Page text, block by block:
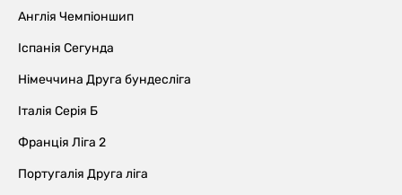
Англія Чемпіоншип
Іспанія Сегунда
Німеччина Друга бундесліга
Італія Серія Б
Франція Ліга 2
Португалія Друга ліга